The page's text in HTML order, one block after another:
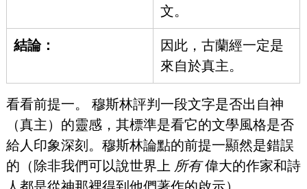
文。
結論：
因此，古蘭經一定是
來自於真主。
看看前提一。 穆斯林評判一段文字是否出自神
（真主）的靈感，其標準是看它的文學風格是否
給人印象深刻。穆斯林論點的前提一顯然是錯誤
的（除非我們可以說世界上 所有 偉大的作家和詩